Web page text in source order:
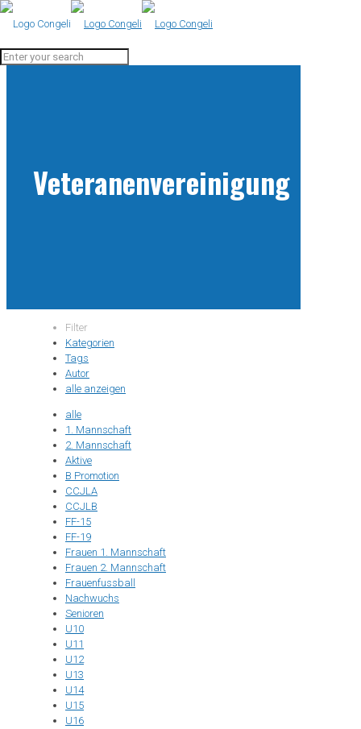
Veteranenvereinigung
Filter
Kategorien
Tags
Autor
alle anzeigen
alle
1. Mannschaft
2. Mannschaft
Aktive
B Promotion
CCJLA
CCJLB
FF-15
FF-19
Frauen 1. Mannschaft
Frauen 2. Mannschaft
Frauenfussball
Nachwuchs
Senioren
U10
U11
U12
U13
U14
U15
U16